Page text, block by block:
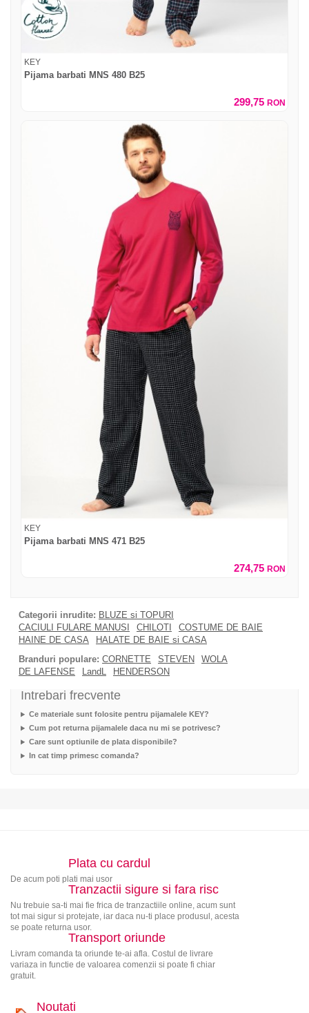
KEY
Pijama barbati MNS 480 B25
299,75 RON
KEY
Pijama barbati MNS 471 B25
274,75 RON
Categorii inrudite: BLUZE si TOPURI
CACIULI FULARE MANUSI
CHILOTI
COSTUME DE BAIE
HAINE DE CASA
HALATE DE BAIE si CASA
Branduri populare: CORNETTE STEVEN
WOLA
DE LAFENSE
LandL HENDERSON
Intrebari frecvente
Ce materiale sunt folosite pentru pijamalele KEY?
Cum pot returna pijamalele daca nu mi se potrivesc?
Care sunt optiunile de plata disponibile?
In cat timp primesc comanda?
Plata cu cardul
De acum poti plati mai usor
Tranzactii sigure si fara risc
Nu trebuie sa-ti mai fie frica de tranzactiile online, acum sunt
tot mai sigur si protejate, iar daca nu-ti place produsul, acesta
se poate returna usor.
Transport oriunde
Livram comanda ta oriunde te-ai afla. Costul de livrare
variaza in functie de valoarea comenzii si poate fi chiar
gratuit.
Noutati